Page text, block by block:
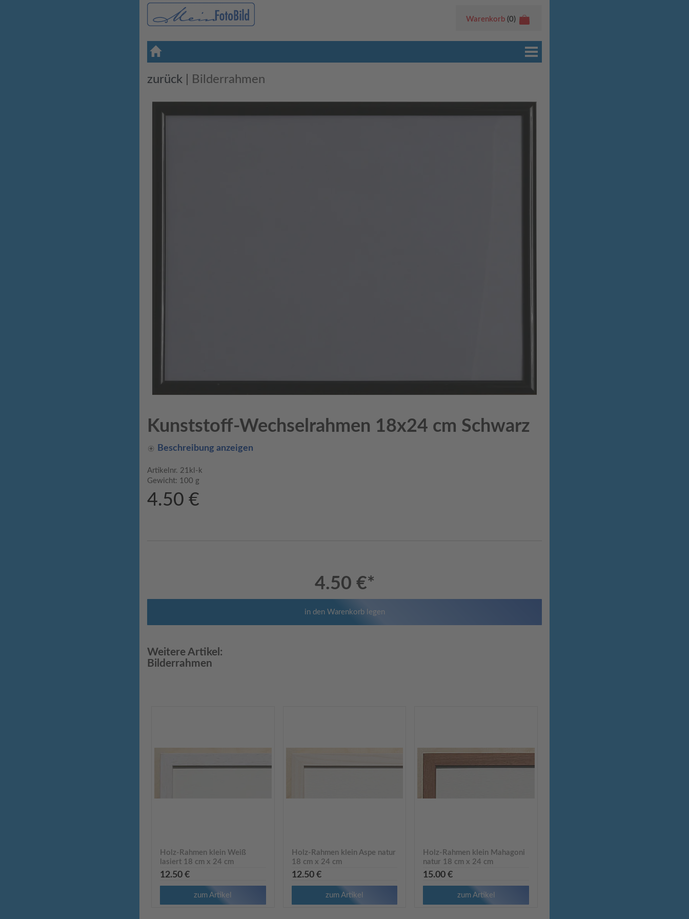
Warenkorb (0)
zurück Bilderrahmen
Kunststoff-Wechselrahmen 18x24 cm Schwarz
Beschreibung anzeigen
Artikelnr. 21kl-k
Gewicht: 100 g
4.50 €
4.50 €*
in den Warenkorb legen
Weitere Artikel:
Bilderrahmen
Holz-Rahmen klein Weiß
lasiert 18 cm x 24 cm
9621Rkl
12.50 €
zum Artikel
Holz-Rahmen klein Aspe natur
18 cm x 24 cm
9622Rkl
12.50 €
zum Artikel
Holz-Rahmen klein Mahagoni
natur 18 cm x 24 cm
9623Rkl
15.00 €
zum Artikel